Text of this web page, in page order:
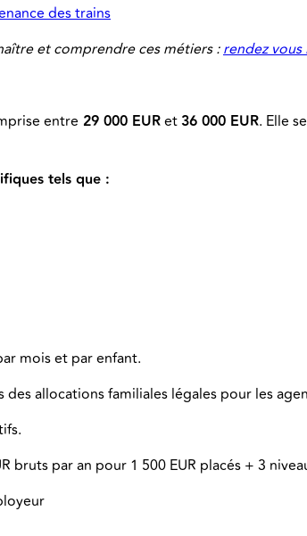
des trains
et comprendre ces métiers :rendez vous
entre 29 000 EURet 36 000 EUR. Elle
tels que :
mois et par enfant.
allocations familiales légales pour les
par an pour 1 500 EUR placés + 3